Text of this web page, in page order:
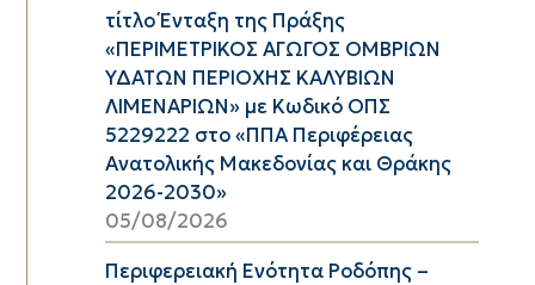
τίτλο Ένταξη της Πράξης
«ΠΕΡΙΜΕΤΡΙΚΟΣ ΑΓΩΓΟΣ ΟΜΒΡΙΩΝ
ΥΔΑΤΩΝ ΠΕΡΙΟΧΗΣ ΚΑΛΥΒΙΩΝ
ΛΙΜΕΝΑΡΙΩΝ» με Κωδικό ΟΠΣ
5229222 στο «ΠΠΑ Περιφέρειας
Ανατολικής Μακεδονίας και Θράκης
2026-2030»
05/08/2026
Περιφερειακή Ενότητα Ροδόπης –